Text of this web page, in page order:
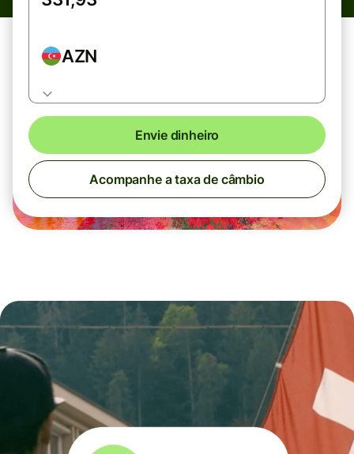
AZN
Envie dinheiro
Acompanhe a taxa de câmbio